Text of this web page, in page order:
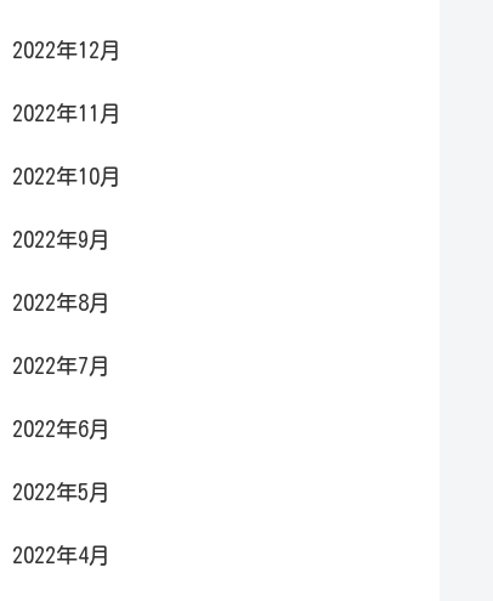
2022年12月
2022年11月
2022年10月
2022年9月
2022年8月
2022年7月
2022年6月
2022年5月
2022年4月